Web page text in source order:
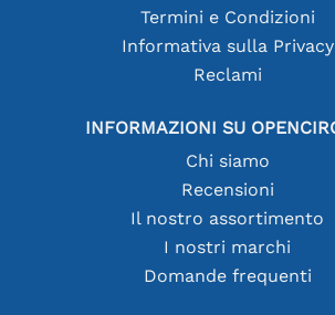
Termini e Condizioni
Informativa sulla Privacy
Reclami
INFORMAZIONI SU
Chi siamo
Recensioni
Il nostro assortimento
I nostri marchi
Domande frequenti